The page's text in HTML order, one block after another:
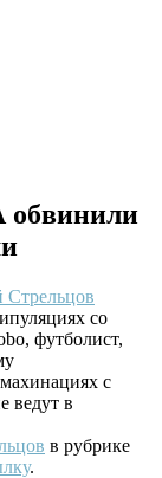
обвинили
Стрельцов
со
футболист,
с
ведут в
в рубрике
.